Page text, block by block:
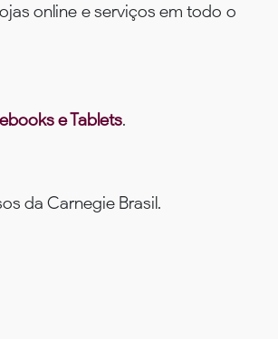
online e serviços em todo o
e Tablets.
da Carnegie Brasil.